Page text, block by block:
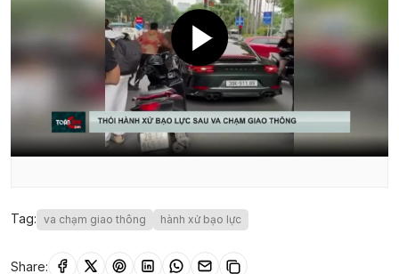
Tag: va chạm giao thông hành xử bạo lực
Share: